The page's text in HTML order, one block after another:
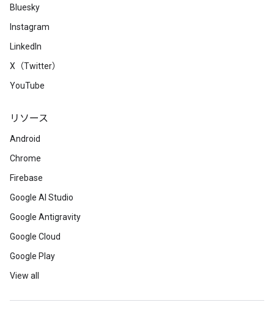
Bluesky
Instagram
LinkedIn
X（Twitter）
YouTube
リソース
Android
Chrome
Firebase
Google AI Studio
Google Antigravity
Google Cloud
Google Play
View all